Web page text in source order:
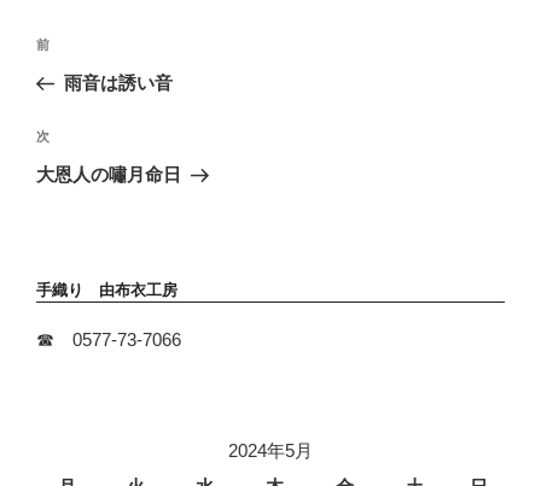
稿
ナ
ゲ
ー
前
の
稿
前
雨音は誘い音
次
の
次
大恩人の嘯月命日
手織り 由布衣工房
☎ 0577-73-7066
2024年5月